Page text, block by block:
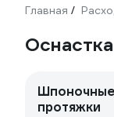
Главная /
Шпоночные
протяжки